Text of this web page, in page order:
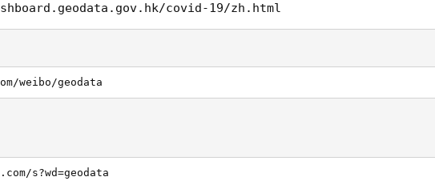
covid-19/zh.html
weibo/geodata
s?wd=geodata